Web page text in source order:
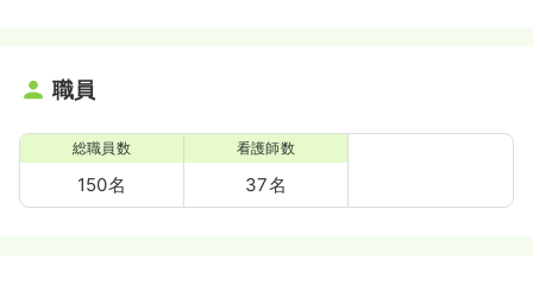
職員
総職員数
150名
看護師数
37名